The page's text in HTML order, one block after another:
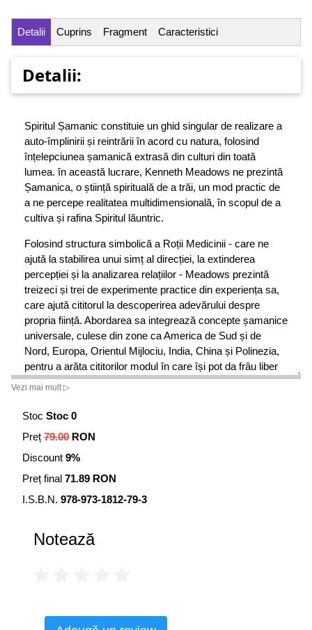
Detalii Cuprins Fragment Caracteristici
Detalii:
Spiritul Șamanic constituie un ghid singular de realizare a
auto-împlinirii și reintrării în acord cu natura, folosind
înțelepciunea șamanică extrasă din culturi din toată
lumea. în această lucrare, Kenneth Meadows ne prezintă
Șamanica, o știință spirituală de a trăi, un mod practic de
a ne percepe realitatea multidimensională, în scopul de a
cultiva și rafina Spiritul lăuntric.
Folosind structura simbolică a Roții Medicinii - care ne
ajută la stabilirea unui simț al direcției, la extinderea
percepției și la analizarea relațiilor - Meadows prezintă
treizeci și trei de experimente practice din experiența sa,
care ajută cititorul la descoperirea adevărului despre
propria ființă. Abordarea sa integrează concepte șamanice
universale, culese din zone ca America de Sud și de
Nord, Europa, Orientul Mijlociu, India, China și Polinezia,
pentru a arăta cititorilor modul în care își pot da frâu liber
potențialelor calități latente, pot genera creativitatea și pot
Vezi mai mult ▷
Stoc Stoc 0
Preț 79.00 RON
Discount 9%
Preț final 71.89 RON
I.S.B.N. 978-973-1812-79-3
Notează